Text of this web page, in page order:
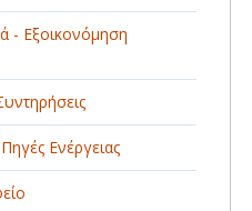
- Εξοικονόμηση
Ενέργειας